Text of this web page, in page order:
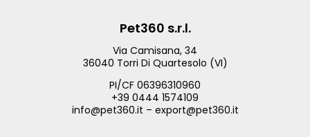
Pet360 s.r.l.
Via Camisana, 34
36040 Torri Di Quartesolo (VI)
PI/CF 06396310960
+39 0444 1574109
info@pet360.it – export@pet360.it